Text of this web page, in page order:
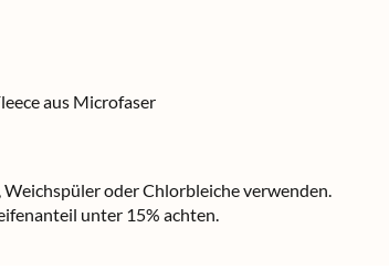
aus Microfaser
oder Chlorbleiche verwenden.
unter 15% achten.